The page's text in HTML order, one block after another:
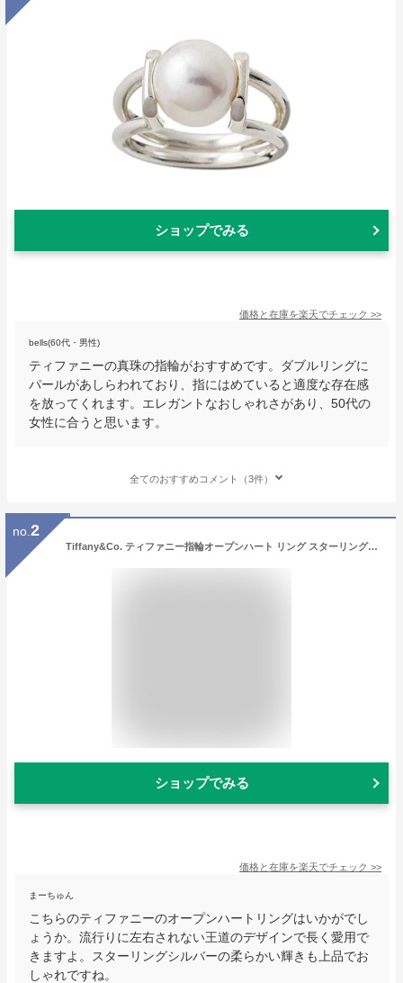
ショップでみる
価格と在庫を楽天でチェック >>
bells(60代・男性)
ティファニーの真珠の指輪がおすすめです。ダブルリングに
パールがあしらわれており、指にはめていると適度な存在感
を放ってくれます。エレガントなおしゃれさがあり、50代の
女性に合うと思います。
全てのおすすめコメント（3件）
no. 2
Tiffany&Co. ティファニー指輪オープンハート リング スターリングシルバー愛することへの祝福の意エルサペレッティ4.0（約7号）4.5（約8号）5.0（約9号）5.5（約10号）6.0（約11号）6.5（約13号）(約14号 16号）シンプルで刺激的なシェイプ
ショップでみる
価格と在庫を楽天でチェック >>
まーちゅん
こちらのティファニーのオープンハートリングはいかがでし
ょうか。流行りに左右されない王道のデザインで長く愛用で
きますよ。スターリングシルバーの柔らかい輝きも上品でお
しゃれですね。